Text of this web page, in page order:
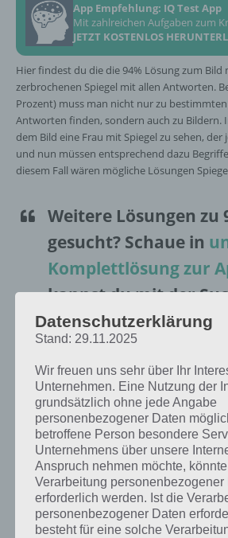
App Empfehlung: IQ Test App
Mit zahlreichen Aufgaben zum
JETZT KOSTENLOS
Hier findest du die die 94% Lösung zum
zerbrochenen Spiegel mit allen Antworten.
Prozent) muss man nicht nur zu
Antworten finden, sondern auch zu Bildern.
dem Bild eine Frau mit Spiegel zu sehen,
und nun müssen entsprechend dazu
diesem Fall wären mögliche Lösungen
Weitere Lösungen zu
gesucht? Schaue in
Komplettlösung zur
kannst du mit der
schnell die Antworten
Lösungen der über
finden!
Da die Reihenfolge der Level in 94% bei
findest du nachfolgend die 94% Lösung zum
mit Spiegel”.
Bild Frau mit Spiegel:
Datenschutzerklärung
Stand: 29.11.2025
Wir freuen uns sehr über Ihr
Unternehmen. Eine Nutzung der
grundsätzlich ohne jede Angabe
personenbezogener Daten
betroffene Person besondere
Unternehmens über unsere
Anspruch nehmen möchte,
Verarbeitung personenbezogener
erforderlich werden. Ist die
personenbezogener Daten
besteht für eine solche